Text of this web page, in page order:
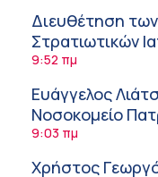
Διευθέτηση
Στρατιωτικών
ΙΣΑ
9:52 πμ
Ευάγγελος
Νοσοκομείο
9:03 πμ
Χρήστος